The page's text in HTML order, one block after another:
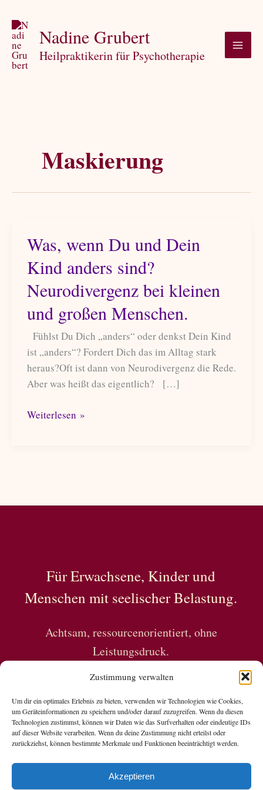
Zustimmung verwalten
Um dir ein optimales Erlebnis zu bieten, verwenden wir Technologien wie Cookies,
um Geräteinformationen zu speichern und/oder darauf zuzugreifen. Wenn du diesen
Technologien zustimmst, können wir Daten wie das Surfverhalten oder eindeutige IDs
auf dieser Website verarbeiten. Wenn du deine Zustimmung nicht erteilst oder
zurückziehst, können bestimmte Merkmale und Funktionen beeinträchtigt werden.
Akzeptieren
Inhalt
springen
Nadine Grubert
Heilpraktikerin für Psychotherapie
Maskierung
Was, wenn Du und Dein
Kind anders sind?
Neurodivergenz bei kleinen
und großen Menschen.
Fühlst Du Dich „anders“ oder denkst Dein Kind
ist „anders“? Fordert Dich das im Alltag stark
heraus?Oft ist dann von Neurodivergenz die Rede.
Aber was heißt das eigentlich? […]
Was,
anders
kleinen
großen
Weiterlesen »
Für Erwachsene, Kinder und
Menschen mit seelischer Belastung.
Achtsam, ressourcenorientiert, ohne
Leistungsdruck.
Copyright © 2026 Nadine Grubert